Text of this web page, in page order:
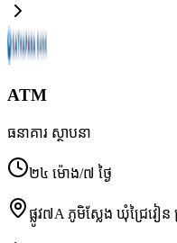
ATM
ធនាគារ ស្ថាបនា
២៤ ម៉ោង/៧ ថ្ងៃ
ផ្លូវ៧A ភូមិស្លែង ឃុំជ្រៃវៀ